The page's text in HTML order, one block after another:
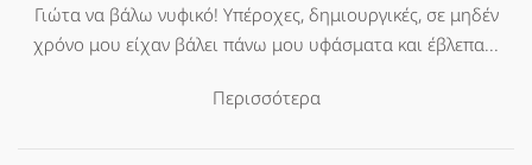
Γιώτα να βάλω νυφικό! Υπέροχες, δημιουργικές, σε μηδέν
χρόνο μου είχαν βάλει πάνω μου υφάσματα και έβλεπα...
Περισσότερα